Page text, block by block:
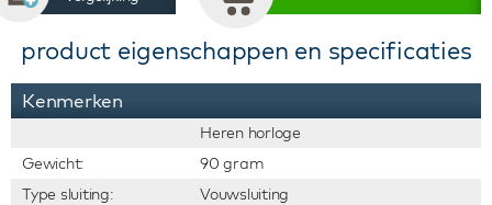
product eigenschappen en specificaties
Kenmerken
Heren horloge
Gewicht:
90 gram
Type sluiting:
Vouwsluiting